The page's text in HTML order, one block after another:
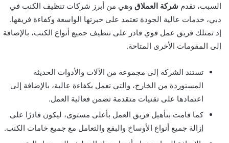
السبب، تقدم شركة العملاق وهي من أبرز شركات تنظيف الكنب في
دبي، خدمات عالية الجودة تعتمد على خبرتها الواسعة وكفاءة فريقها.
إذ تمتلك فريق عمل قوي قادر على تنظيف جميع أنواع الكنب، بالإضافة
إلى المقومات الأخرى المتاحة.
تستند الشركة إلى مجموعة من الآلات والأدوات الحديثة
المستوردة من الخارج، والتي تعمل بكفاءة عالية، بالإضافة إلى
اعتمادها على تقنيات متقدمة تضمن فعالية العمل.
كما قامت بتأهيل فريق العمل بأعلى مستوى، ليكون قادرًا على
إزالة جميع أنواع الأوساخ والبقع والتعامل مع جميع خامات الكنب.